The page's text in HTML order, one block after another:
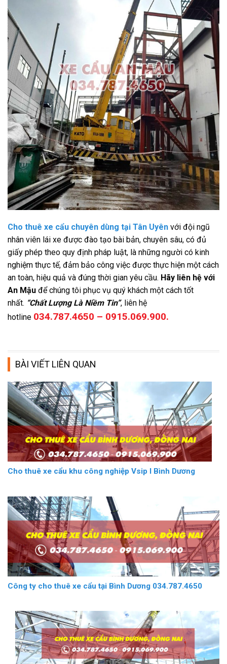
Cho thuê xe cẩu chuyên dùng tại Tân Uyên với đội ngũ
nhân viên lái xe được đào tạo bài bản, chuyên sâu, có đủ
giấy phép theo quy định pháp luật, là những người có kinh
nghiệm thực tế, đảm bảo công việc được thực hiện một cách
an toàn, hiệu quả và đúng thời gian yêu cầu. Hãy liên hệ với
An Mậu để chúng tôi phục vụ quý khách một cách tốt
nhất. “Chất Lượng Là Niềm Tin”, liên hệ
hotline 034.787.4650 – 0915.069.900.
BÀI VIẾT LIÊN QUAN
Cho thuê xe cẩu khu công nghiệp Vsip I Bình Dương
Công ty cho thuê xe cẩu tại Bình Dương 034.787.4650